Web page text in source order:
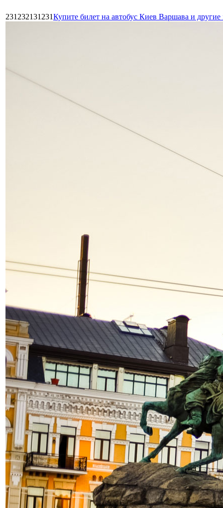
231232131231Купите билет на автобус Киев Варшава и